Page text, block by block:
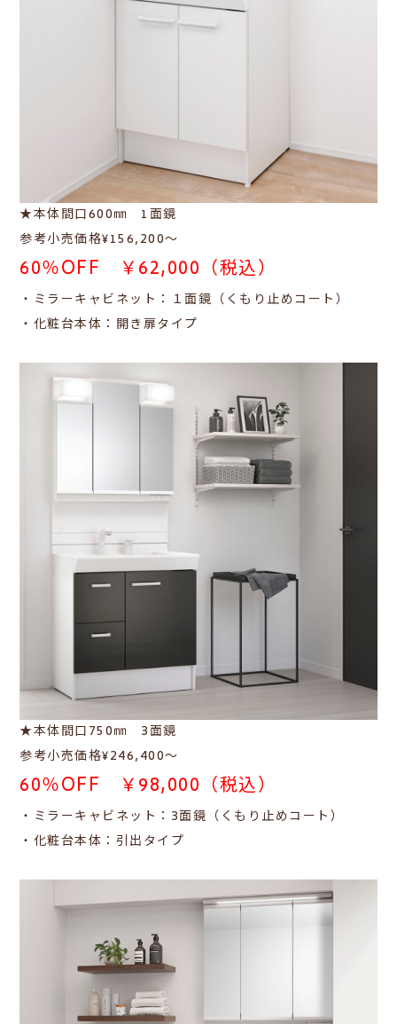
★本体間口600㎜ 1面鏡
参考小売価格¥156,200～
60％OFF ￥62,000（税込）
・ミラーキャビネット：１面鏡（くもり止めコート）
・化粧台本体：開き扉タイプ
★本体間口750㎜ 3面鏡
参考小売価格¥246,400～
60％OFF ￥98,000（税込）
・ミラーキャビネット：3面鏡（くもり止めコート）
・化粧台本体：引出タイプ